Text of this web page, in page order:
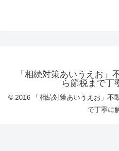
「相続対策あいうえお」
ら節税まで丁
© 2016 「相続対策あいうえお」不
で丁寧に